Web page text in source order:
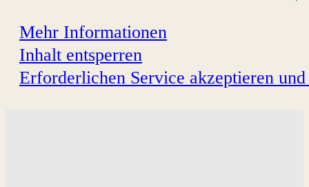
Mehr Informationen
Inhalt entsperren
Erforderlichen Service akzeptieren